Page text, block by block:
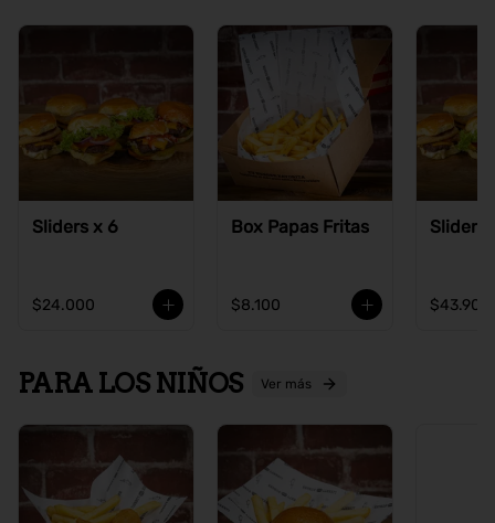
Sliders x 6
$24.000
Box Papas Fritas
$8.100
Sliders
$43.900
PARA LOS NIÑOS Ver más